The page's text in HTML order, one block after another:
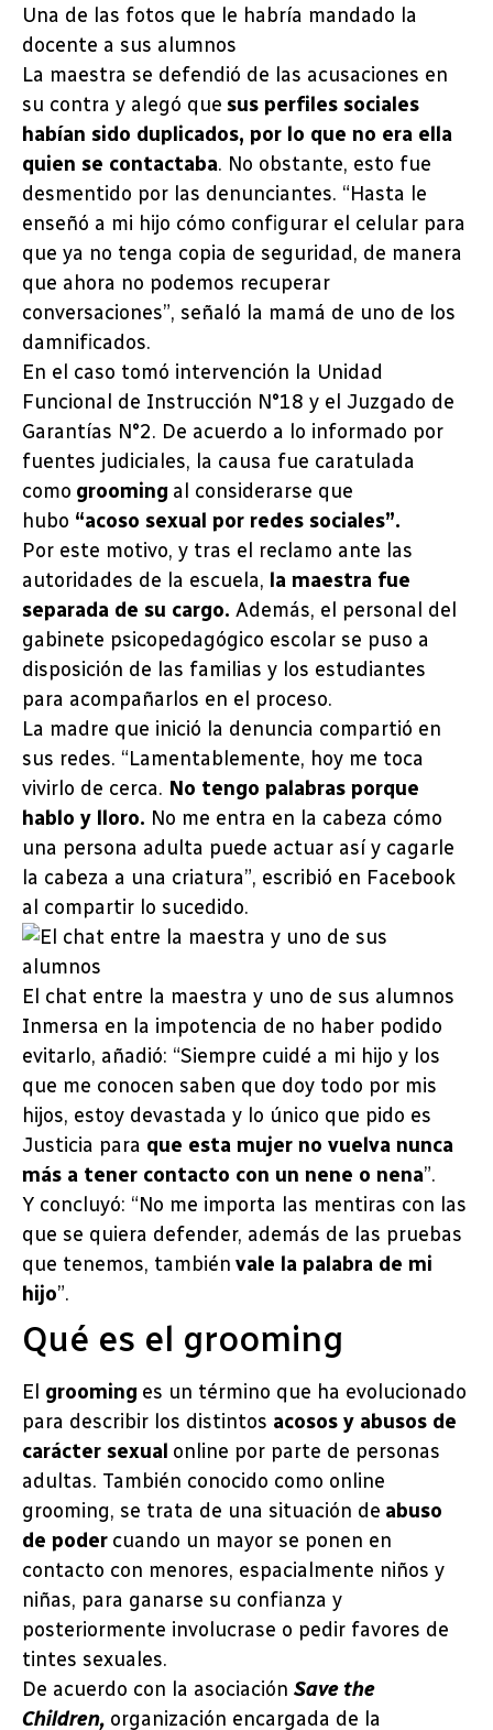
Una de las fotos que le habría mandado la
docente a sus alumnos
La maestra se defendió de las acusaciones en
su contra y alegó que sus perfiles sociales
habían sido duplicados, por lo que no era ella
quien se contactaba. No obstante, esto fue
desmentido por las denunciantes. “Hasta le
enseñó a mi hijo cómo configurar el celular para
que ya no tenga copia de seguridad, de manera
que ahora no podemos recuperar
conversaciones”, señaló la mamá de uno de los
damnificados.
En el caso tomó intervención la Unidad
Funcional de Instrucción N°18 y el Juzgado de
Garantías N°2. De acuerdo a lo informado por
fuentes judiciales, la causa fue caratulada
como grooming al considerarse que
hubo “acoso sexual por redes sociales”.
Por este motivo, y tras el reclamo ante las
autoridades de la escuela, la maestra fue
separada de su cargo. Además, el personal del
gabinete psicopedagógico escolar se puso a
disposición de las familias y los estudiantes
para acompañarlos en el proceso.
La madre que inició la denuncia compartió en
sus redes. “Lamentablemente, hoy me toca
vivirlo de cerca. No tengo palabras porque
hablo y lloro. No me entra en la cabeza cómo
una persona adulta puede actuar así y cagarle
la cabeza a una criatura”, escribió en Facebook
al compartir lo sucedido.
El chat entre la maestra y uno de sus alumnos
Inmersa en la impotencia de no haber podido
evitarlo, añadió: “Siempre cuidé a mi hijo y los
que me conocen saben que doy todo por mis
hijos, estoy devastada y lo único que pido es
Justicia para que esta mujer no vuelva nunca
más a tener contacto con un nene o nena”.
Y concluyó: “No me importa las mentiras con las
que se quiera defender, además de las pruebas
que tenemos, también vale la palabra de mi
hijo”.
Qué es el grooming
El grooming es un término que ha evolucionado
para describir los distintos acosos y abusos de
carácter sexual online por parte de personas
adultas. También conocido como online
grooming, se trata de una situación de abuso
de poder cuando un mayor se ponen en
contacto con menores, espacialmente niños y
niñas, para ganarse su confianza y
posteriormente involucrase o pedir favores de
tintes sexuales.
De acuerdo con la asociación Save the
Children, organización encargada de la